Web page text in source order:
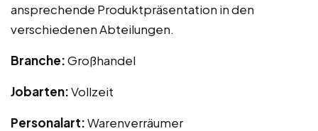
ansprechende Produktpräsentation in den
verschiedenen Abteilungen.
Branche:Großhandel
Jobarten:Vollzeit
Personalart:Warenverräumer